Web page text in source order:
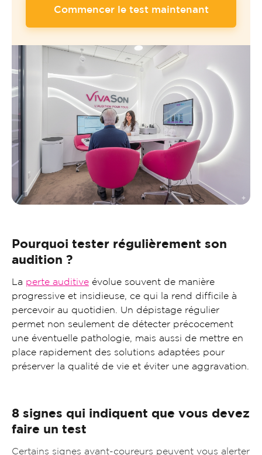
Commencer le test maintenant
Pourquoi tester régulièrement son
audition ?
La perte auditive évolue souvent de manière
progressive et insidieuse, ce qui la rend difficile à
percevoir au quotidien. Un dépistage régulier
permet non seulement de détecter précocement
une éventuelle pathologie, mais aussi de mettre en
place rapidement des solutions adaptées pour
préserver la qualité de vie et éviter une aggravation.
8 signes qui indiquent que vous devez
faire un test
Certains signes avant-coureurs peuvent vous alerter